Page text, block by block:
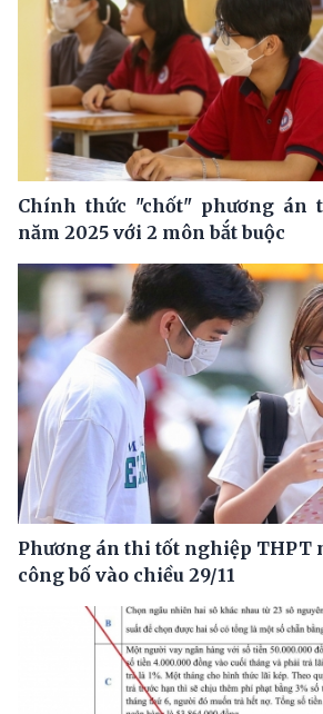
Chính thức "chốt" phương án
năm 2025 với 2 môn bắt buộc
Phương án thi tốt nghiệp THPT
công bố vào chiều 29/11